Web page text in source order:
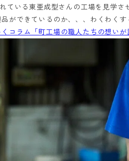
ている東亜成型さんの工場を見学さ
ができているのか、、、わくわくす
コラム「町工場の職人たちの想いが